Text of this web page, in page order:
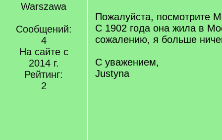
Warszawa
Сообщений:
4
На сайте с
2014 г.
Рейтинг:
2
Пожалуйста, посмотрите
С 1902 года она жила в
сожалению, я больше
С уважением,
Justyna